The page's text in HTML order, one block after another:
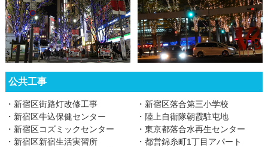
公共工事
・新宿区街路灯改修工事
・新宿区牛込保健センター
・新宿区コズミックセンター
・新宿区新宿生活実習所
・新宿区落合第三小学校
・陸上自衛隊朝霞駐屯地
・東京都落合水再生センター
・都営錦糸町1丁目アパート